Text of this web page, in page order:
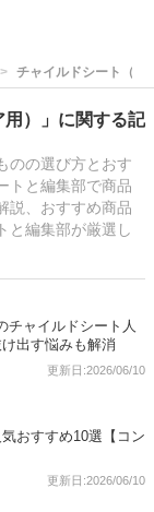
チャイルドシート（ジ
）」に関する記
のの選び方とおす
トと編集部で商品
説、おすすめ商品
と編集部が厳選し
チャイルドシート人
出す悩みも解消
更新日:2026/06/10
おすすめ10選【コン
更新日:2026/06/10